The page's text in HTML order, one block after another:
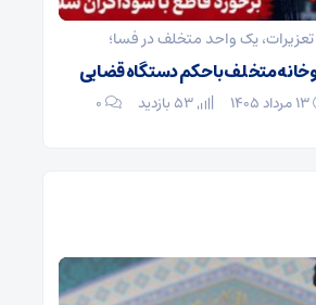
یک واحد متخلف در فسا؛
متخلف با حکم دستگاه قضایی
۰